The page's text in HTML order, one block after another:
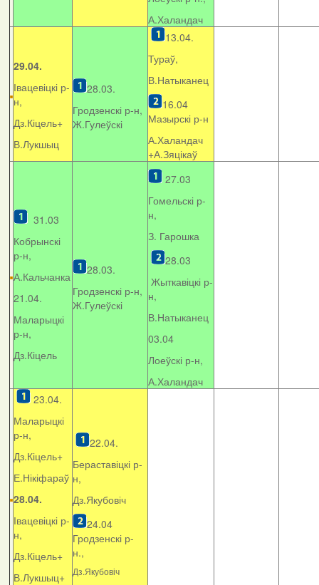
А.Халандач
29.04.
Івацевіцкі р-
н,
Дз.Кіцель+
В.Лукшыц
28.03.
Гродзенскі р-н,
Ж.Гулеўскі
13.04.
Тураў,
В.Натыканец
16.04
Мазырскі р-н
А.Халандач
+А.Зяцікаў
31.03
Кобрынскі
р-н,
А.Кальчанка
21.04.
Маларыцкі
р-н,
Дз.Кіцель
28.03.
Гродзенскі р-н,
Ж.Гулеўскі
27.03
Гомельскі р-
н,
З. Гарошка
28.03
Жыткавіцкі р-
н,
В.Натыканец
03.04
Лоеўскі р-н,
А.Халандач
23.04.
Маларыцкі
р-н,
Дз.Кіцель+
Е.Нікіфараў
28.04.
Івацевіцкі р-
н,
Дз.Кіцель+
В.Лукшыц+
22.04.
Бераставіцкі р-
н,
Дз.Якубовіч
24.04
Гродзенскі р-
н.,
Дз.Якубовіч